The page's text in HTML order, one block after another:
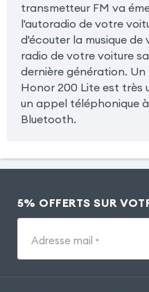
transmetteur FM va
l'autoradio de votre
d'écouter la musique
radio de votre voiture
dernière génération.
Honor 200 Lite est très
un appel téléphonique
Bluetooth.
5% OFFERTS SUR
Adresse mail *